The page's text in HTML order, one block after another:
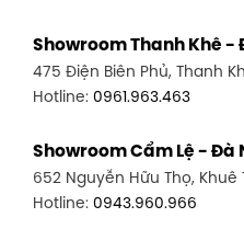
1448 Huỳnh Tấn Phát, Phú
Hotline:0946.480.580
348 Đ. Bạch Đằng, P. 14, Bình
Hotline:0902.716.230
Showroom Thanh Khê -
475 Điện Biên Phủ, Thanh
Hotline: 0961.963.463
Showroom Cẩm Lệ - Đà
652 Nguyễn Hữu Thọ,
Hotline: 0943.960.966